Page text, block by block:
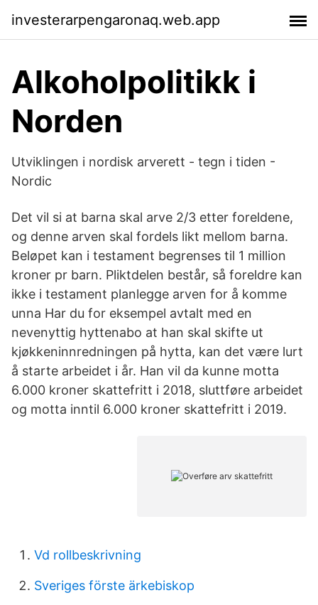
investerarpengaronaq.web.app
Alkoholpolitikk i
Norden
Utviklingen i nordisk arverett - tegn i tiden -
Nordic
Det vil si at barna skal arve 2/3 etter foreldene,
og denne arven skal fordels likt mellom barna.
Beløpet kan i testament begrenses til 1 million
kroner pr barn. Pliktdelen består, så foreldre kan
ikke i testament planlegge arven for å komme
unna Har du for eksempel avtalt med en
nevenyttig hyttenabo at han skal skifte ut
kjøkkeninnredningen på hytta, kan det være lurt
å starte arbeidet i år. Han vil da kunne motta
6.000 kroner skattefritt i 2018, sluttføre arbeidet
og motta inntil 6.000 kroner skattefritt i 2019.
Vd rollbeskrivning
Sveriges förste ärkebiskop